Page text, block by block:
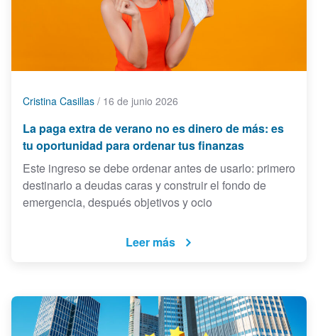
Cristina Casillas / 16 de junio 2026
La paga extra de verano no es dinero de más: es
tu oportunidad para ordenar tus finanzas
Este ingreso se debe ordenar antes de usarlo: primero
destinarlo a deudas caras y construir el fondo de
emergencia, después objetivos y ocio
Leer más